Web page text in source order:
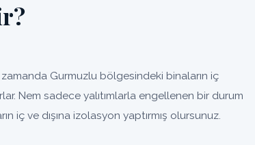
Gurmuzlu bölgesindeki binaların iç
Nem sadece yalıtımlarla engellenen bir durum
iç ve dışına izolasyon yaptırmış olursunuz.